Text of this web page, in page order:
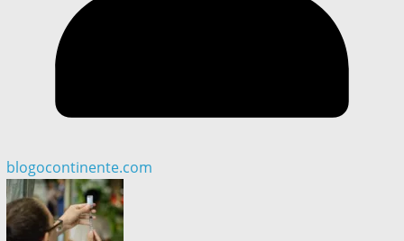
blogocontinente.com